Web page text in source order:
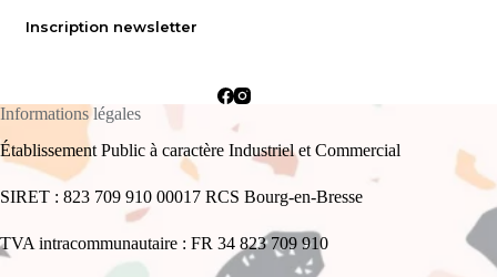
Inscription newsletter
Informations légales
Établissement Public à caractère Industriel et Commercial
SIRET : 823 709 910 00017 RCS Bourg-en-Bresse
TVA intracommunautaire : FR 34 823 709 910